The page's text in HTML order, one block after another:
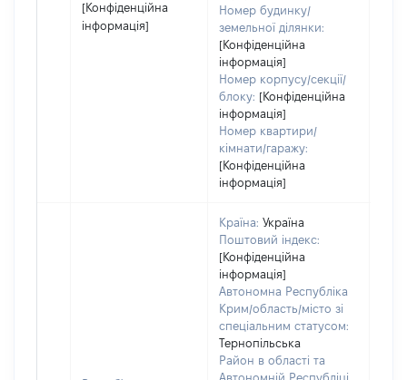
[Конфіденційна
інформація]
Номер будинку/
земельної ділянки:
[Конфіденційна
інформація]
Номер корпусу/секції/
блоку: [Конфіденційна
інформація]
Номер квартири/
кімнати/гаражу:
[Конфіденційна
інформація]
Країна: Україна
Поштовий індекс:
[Конфіденційна
інформація]
Автономна Республіка
Крим/область/місто зі
спеціальним статусом:
Тернопільська
Район в області та
Автономній Республіці